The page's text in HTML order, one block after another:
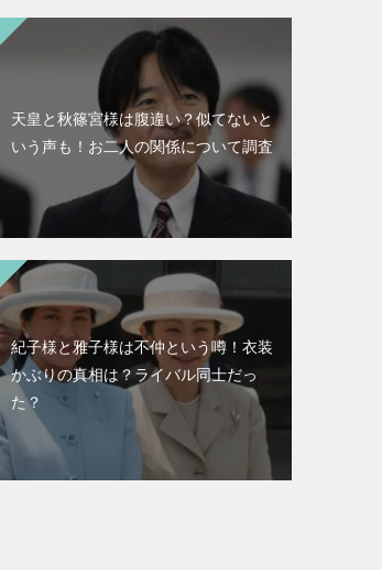
天皇と秋篠宮様は腹違い？似てないと
いう声も！お二人の関係について調査
紀子様と雅子様は不仲という噂！衣装
かぶりの真相は？ライバル同士だっ
た？